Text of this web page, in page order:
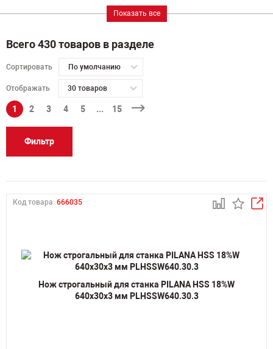
Показать все
Всего 430 товаров в разделе
Сортировать По умолчанию
Отображать 30 товаров
1 2 3 4 5 ... 15
Фильтр
Код товара: 666035
Нож строгальный для станка PILANA HSS 18%W
640х30х3 мм PLHSSW640.30.3